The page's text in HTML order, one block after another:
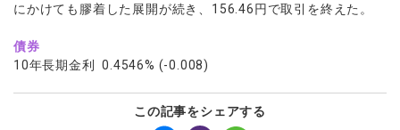
にかけても膠着した展開が続き、156.46円で取引を終えた。
債券
10年長期金利 0.4546% (-0.008)
この記事をシェアする